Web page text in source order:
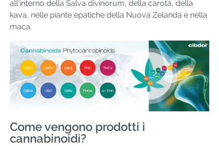
all'interno della Salva divinorum, della carota, della
kava, nelle piante epatiche della Nuova Zelanda e nella
maca.
Come vengono prodotti i
cannabinoidi?